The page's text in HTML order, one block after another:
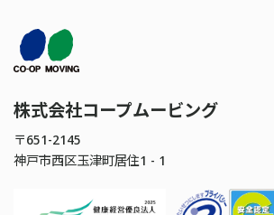
株式会社コープムービング
〒651-2145
神戸市西区玉津町居住1 - 1